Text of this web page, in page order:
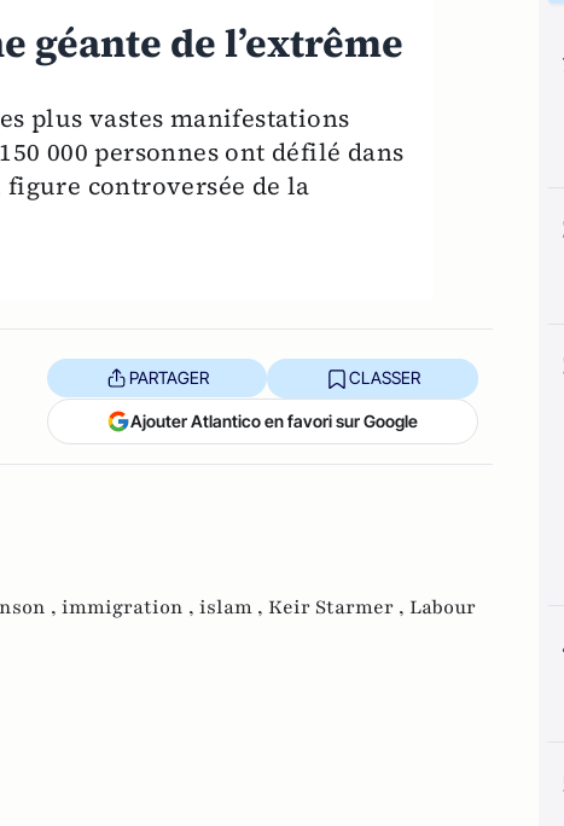
géante de l’extrême
plus vastes manifestations
000 personnes ont défilé dans
figure controversée de la
PARTAGER CLASSER
Ajouter Atlantico en favori sur Google
, immigration , islam , Keir Starmer , Labour